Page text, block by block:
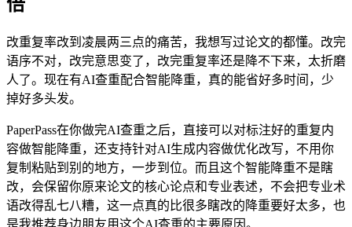
倍
改重复率改到凌晨两三点的痛苦，我想写过论文的都懂。改完
语序不对，改完意思变了，改完重复率还是降不下来，太折磨
人了。现在有AI查重配合智能降重，真的能省好多时间，少
掉好多头发。
PaperPass在你做完AI查重之后，直接可以对标注好的重复内
容做智能降重，还支持针对AI生成内容做优化改写，不用你
复制粘贴到别的地方，一步到位。而且这个智能降重不是瞎
改，会保留你原来论文的核心论点和专业表述，不会把专业术
语改得乱七八糟，这一点真的比很多瞎改的降重要好太多，也